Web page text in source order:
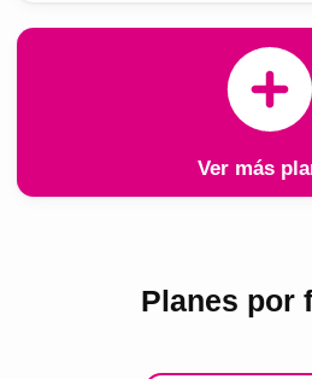
Ver más
Planes por